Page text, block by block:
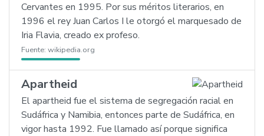
Cervantes en 1995. Por sus méritos literarios, en
1996 el rey Juan Carlos I le otorgó el marquesado de
Iria Flavia, creado ex profeso.
Fuente: wikipedia.org
Apartheid
El apartheid fue el sistema de segregación racial en
Sudáfrica y Namibia, entonces parte de Sudáfrica, en
vigor hasta 1992. Fue llamado así porque significa